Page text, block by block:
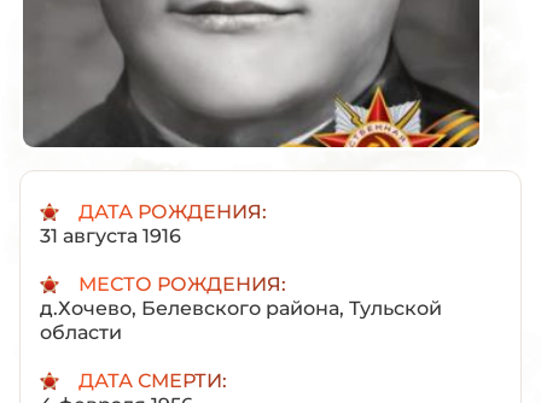
ДАТА РОЖДЕНИЯ:
31 августа 1916
МЕСТО РОЖДЕНИЯ:
д.Хочево, Белевского района, Тульской
области
ДАТА СМЕРТИ: